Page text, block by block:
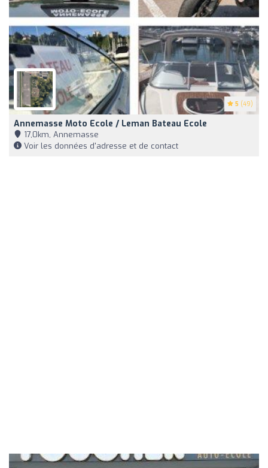
5 (49)
Annemasse Moto Ecole / Leman Bateau Ecole
17,0km, Annemasse
Voir les données d'adresse et de contact